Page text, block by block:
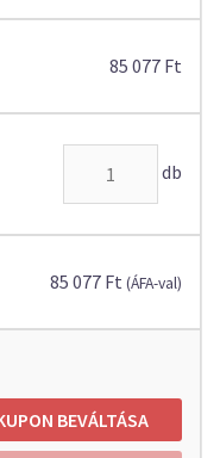
85 077 Ft
db
85 077 Ft (ÁFA-val)
BEVÁLTÁSA